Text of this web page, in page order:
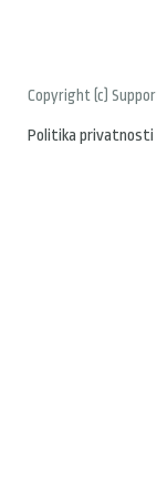
Copyright (c)
Politika privatnosti